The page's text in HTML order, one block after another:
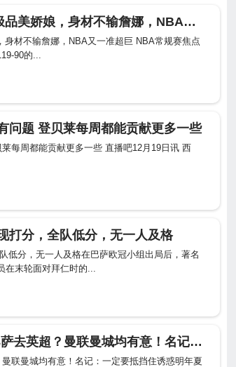
骑士 2米03高富帅爆发！娶极品美娇娘，身材不输詹娜，NBA又一准超巨
材不输詹娜，NBA又一准超巨 NBA常规赛焦点
90的...
问题 登贝莱每周都能贡献更多一些
每周都能贡献更多一些 直播吧12月19日讯 西
打分，全队低分，无一人及格
低分，无一人及格在巴萨欧冠小组出局后，著名
在末轮面对拜仁时的...
奥斯曼-登贝莱 登贝莱离开巴萨去英超？曼联曼城均有意！名记：一定要抵挡住诱惑
联曼城均有意！名记：一定要抵挡住诱惑明年夏